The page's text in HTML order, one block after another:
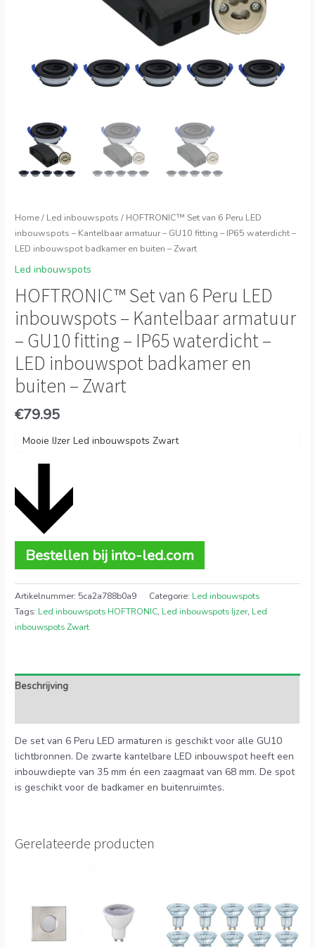
Home/ Led inbouwspots / HOFTRONIC™ Set van 6 Peru LED
inbouwspots – Kantelbaar armatuur – GU10 fitting – IP65 waterdicht –
LED inbouwspot badkamer en buiten – Zwart
Led inbouwspots
HOFTRONIC™ Set van 6 Peru LED
inbouwspots – Kantelbaar armatuur
– GU10 fitting – IP65 waterdicht –
LED inbouwspot badkamer en
buiten – Zwart
€79.95
Mooie IJzer Led inbouwspots Zwart
Bestellen bij into-led.com
Artikelnummer: 5ca2a788b0a9 Categorie: Led inbouwspots
Tags: Led inbouwspots HOFTRONIC, Led inbouwspots Ijzer, Led
inbouwspots Zwart
Beschrijving
De set van 6 Peru LED armaturen is geschikt voor alle GU10
lichtbronnen. De zwarte kantelbare LED inbouwspot heeft een
inbouwdiepte van 35 mm én een zaagmaat van 68 mm. De spot
is geschikt voor de badkamer en buitenruimtes.
Gerelateerde producten